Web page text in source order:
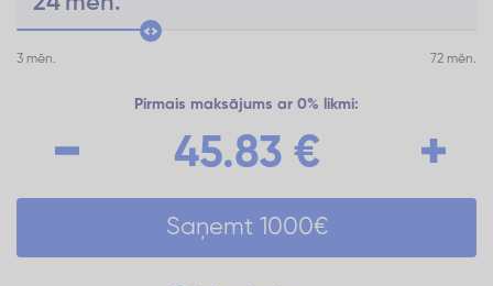
3 mēn. 72 mēn.
Pirmais maksājums ar 0% likmi:
45.83 €
Saņemt 1000€